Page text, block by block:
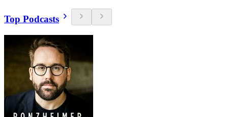
Top Podcasts